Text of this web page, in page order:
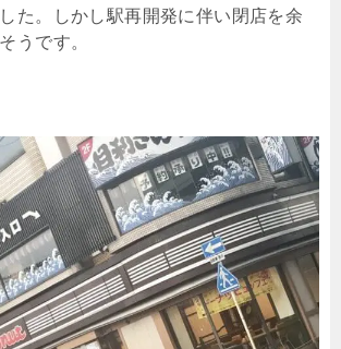
た。しかし駅再開発に伴い閉店を余
うです。